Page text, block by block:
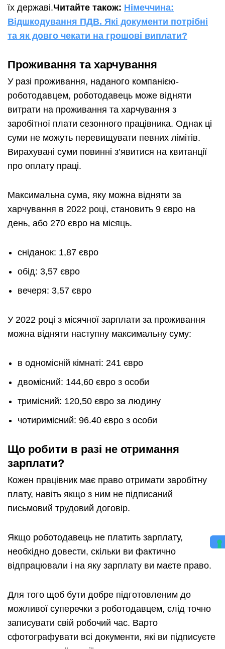
їх державі.Читайте також: Німеччина:
Відшкодування ПДВ. Які документи потрібні
та як довго чекати на грошові виплати?
Проживання та харчування
У разі проживання, наданого компанією-
роботодавцем, роботодавець може відняти
витрати на проживання та харчування з
заробітної плати сезонного працівника. Однак ці
суми не можуть перевищувати певних лімітів.
Вирахувані суми повинні з’явитися на квитанції
про оплату праці.
Максимальна сума, яку можна відняти за
харчування в 2022 році, становить 9 євро на
день, або 270 євро на місяць.
сніданок: 1,87 євро
обід: 3,57 євро
вечеря: 3,57 євро
У 2022 році з місячної зарплати за проживання
можна відняти наступну максимальну суму:
в одномісній кімнаті: 241 євро
двомісний: 144,60 євро з особи
тримісний: 120,50 євро за людину
чотиримісний: 96.40 євро з особи
Що робити в разі не отримання
зарплати?
Кожен працівник має право отримати заробітну
плату, навіть якщо з ним не підписаний
письмовий трудовий договір.
Якщо роботодавець не платить зарплату,
необхідно довести, скільки ви фактично
відпрацювали і на яку зарплату ви маєте право.
Для того щоб бути добре підготовленим до
можливої суперечки з роботодавцем, слід точно
записувати свій робочий час. Варто
сфотографувати всі документи, які ви підписуєте